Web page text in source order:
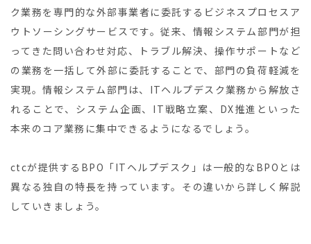
ク業務を専門的な外部事業者に委託するビジネスプロセスア
ウトソーシングサービスです。従来、情報システム部門が担
ってきた問い合わせ対応、トラブル解決、操作サポートなど
の業務を一括して外部に委託することで、部門の負荷軽減を
実現。情報システム部門は、ITヘルプデスク業務から解放さ
れることで、システム企画、IT戦略立案、DX推進といった
本来のコア業務に集中できるようになるでしょう。
ctcが提供するBPO「ITヘルプデスク」は一般的なBPOとは
異なる独自の特長を持っています。その違いから詳しく解説
していきましょう。